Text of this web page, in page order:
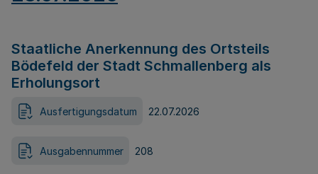
Staatliche Anerkennung des Ortsteils
Bödefeld der Stadt Schmallenberg als
Erholungsort
Ausfertigungsdatum 22.07.2026
Ausgabennummer 208